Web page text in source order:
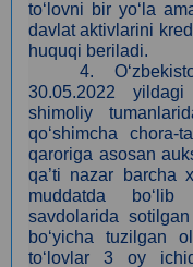
to‘lovni bir yo‘la
davlat aktivlarini
huquqi beriladi.
4.
30.05.2022 yildagi
shimoliy
qo‘shimcha chora-
qaroriga asosan
qa’ti nazar barcha
muddatda bo‘lib
savdolarida
bo‘yicha tuzilgan
to‘lovlar 3 oy